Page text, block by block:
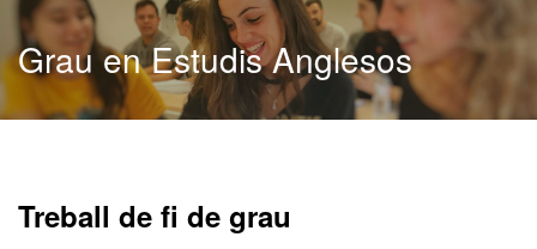
Grau en Estudis Anglesos
Treball de fi de grau